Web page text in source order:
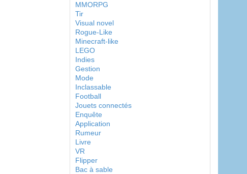
MMORPG
Tir
Visual novel
Rogue-Like
Minecraft-like
LEGO
Indies
Gestion
Mode
Inclassable
Football
Jouets connectés
Enquête
Application
Rumeur
Livre
VR
Flipper
Bac à sable